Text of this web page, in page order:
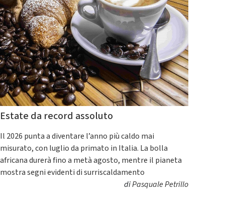
Estate da record assoluto
Il 2026 punta a diventare l’anno più caldo mai
misurato, con luglio da primato in Italia. La bolla
africana durerà fino a metà agosto, mentre il pianeta
mostra segni evidenti di surriscaldamento
diPasquale Petrillo